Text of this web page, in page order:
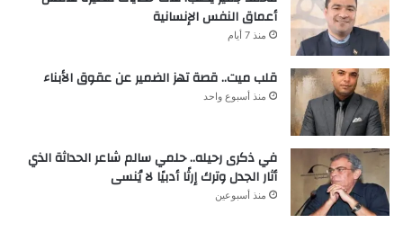
أعماق النفس الإنسانية
منذ 7 أيام
قلب ميت.. قصة تهز الضمير عن عقوق الأبناء
منذ أسبوع واحد
في ذكرى رحيله.. حلمي سالم شاعر الحداثة الذي
أثار الجدل وترك إرثًا أدبيًا لا يُنسى
منذ أسبوعين